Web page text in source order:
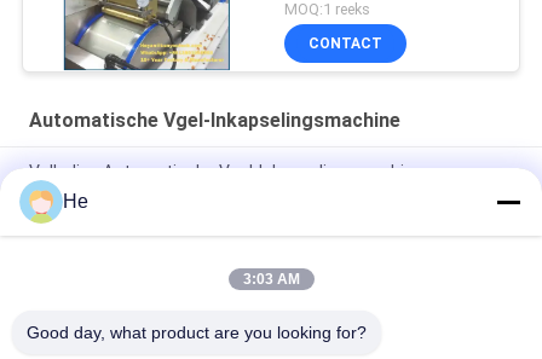
SS304/316
MOQ:1 reeks
CONTACT
Automatische Vgel-Inkapselingsmachine
Volledige Automatische Vgel-Inkapselingsmachine om
Farmaceutische Softgel/Capsules Te maken
Paintball Automatische Gelcapsuleermachine SUS304
De Machines van linnendrogersoftgel met Drogende
He
3:03 AM
Good day, what product are you looking for?